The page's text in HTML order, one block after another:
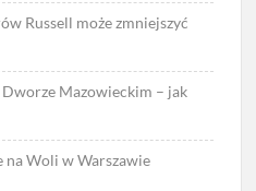
Russell może zmniejszyć
Mazowieckim – jak
na Woli w Warszawie